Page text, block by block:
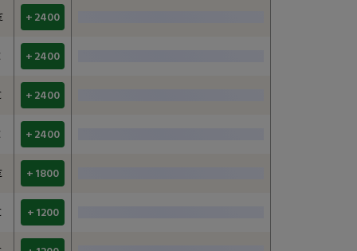
+ 2400
+ 2400
+ 2400
+ 2400
+ 1800
+ 1200